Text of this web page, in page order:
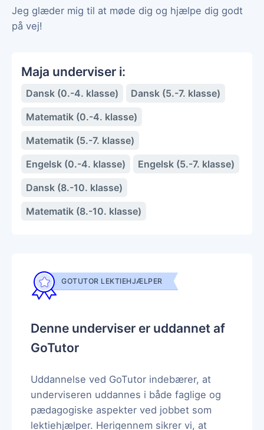
Jeg glæder mig til at møde dig og hjælpe dig godt
på vej!
Maja underviser i:
Dansk (0.-4. klasse)
Dansk (5.-7. klasse)
Matematik (0.-4. klasse)
Matematik (5.-7. klasse)
Engelsk (0.-4. klasse)
Engelsk (5.-7. klasse)
Dansk (8.-10. klasse)
Matematik (8.-10. klasse)
GOTUTOR LEKTIEHJÆLPER
Denne underviser er uddannet af
GoTutor
Uddannelse ved GoTutor indebærer, at
underviseren uddannes i både faglige og
pædagogiske aspekter ved jobbet som
lektiehjælper. Herigennem sikrer vi, at